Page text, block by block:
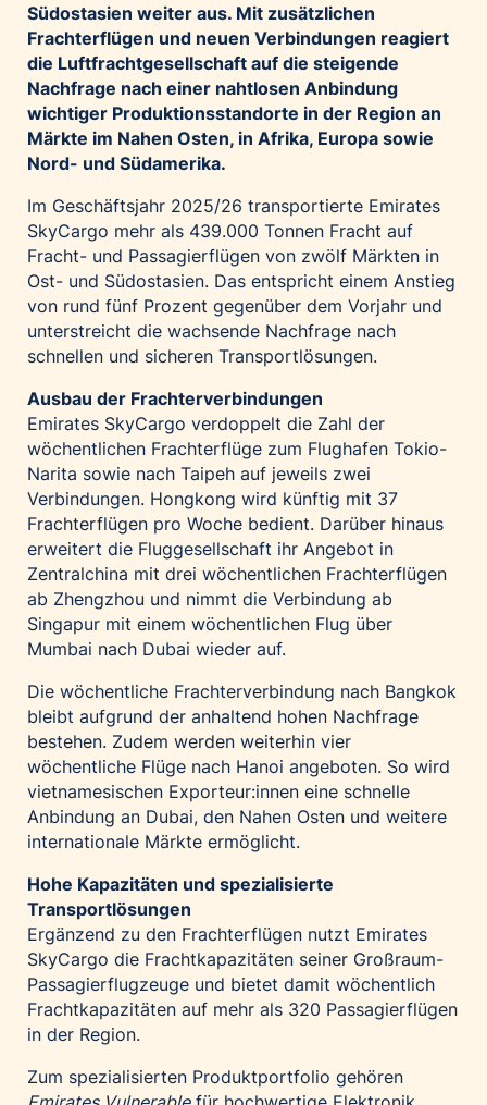
Muse Electronics
Neuroth
öbv – Österreichischer Bundesverlag
Ökopharm
Palfinger AG
REXEL Austria
Starbucks
Superbrands Austria
Tante Fanny
Vollpension
Wolt
woom bikes
Kontakt
Südostasien weiter aus. Mit zusätzlichen
Frachterflügen und neuen Verbindungen reagiert
die Luftfrachtgesellschaft auf die steigende
Nachfrage nach einer nahtlosen Anbindung
wichtiger Produktionsstandorte in der Region an
Märkte im Nahen Osten, in Afrika, Europa sowie
Nord- und Südamerika.
Im Geschäftsjahr 2025/26 transportierte Emirates
SkyCargo mehr als 439.000 Tonnen Fracht auf
Fracht- und Passagierflügen von zwölf Märkten in
Ost- und Südostasien. Das entspricht einem Anstieg
von rund fünf Prozent gegenüber dem Vorjahr und
unterstreicht die wachsende Nachfrage nach
schnellen und sicheren Transportlösungen.
Ausbau der Frachterverbindungen
Emirates SkyCargo verdoppelt die Zahl der
wöchentlichen Frachterflüge zum Flughafen Tokio-
Narita sowie nach Taipeh auf jeweils zwei
Verbindungen. Hongkong wird künftig mit 37
Frachterflügen pro Woche bedient. Darüber hinaus
erweitert die Fluggesellschaft ihr Angebot in
Zentralchina mit drei wöchentlichen Frachterflügen
ab Zhengzhou und nimmt die Verbindung ab
Singapur mit einem wöchentlichen Flug über
Mumbai nach Dubai wieder auf.
Die wöchentliche Frachterverbindung nach Bangkok
bleibt aufgrund der anhaltend hohen Nachfrage
bestehen. Zudem werden weiterhin vier
wöchentliche Flüge nach Hanoi angeboten. So wird
vietnamesischen Exporteur:innen eine schnelle
Anbindung an Dubai, den Nahen Osten und weitere
internationale Märkte ermöglicht.
Hohe Kapazitäten und spezialisierte
Transportlösungen
Ergänzend zu den Frachterflügen nutzt Emirates
SkyCargo die Frachtkapazitäten seiner Großraum-
Passagierflugzeuge und bietet damit wöchentlich
Frachtkapazitäten auf mehr als 320 Passagierflügen
in der Region.
Zum spezialisierten Produktportfolio gehören